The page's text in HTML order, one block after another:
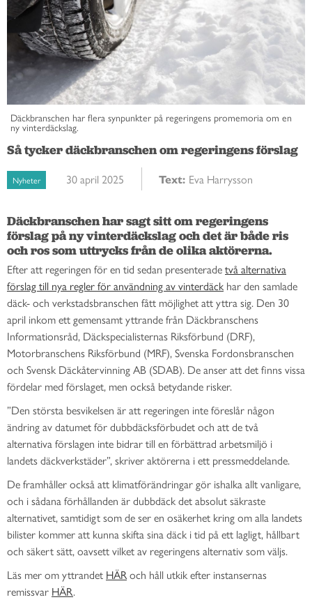
Däckbranschen har flera synpunkter på regeringens promemoria om en
ny vinterdäckslag.
Så tycker däckbranschen om regeringens förslag
Nyheter 30 april 2025 Text: Eva Harrysson
Däckbranschen har sagt sitt om regeringens
förslag på ny vinterdäckslag och det är både ris
och ros som uttrycks från de olika aktörerna.
Efter att regeringen för en tid sedan presenteradetvå alternativa
förslag till nya regler för användning av vinterdäck har den samlade
däck- och verkstadsbranschen fått möjlighet att yttra sig. Den 30
april inkom ett gemensamt yttrande från Däckbranschens
Informationsråd, Däckspecialisternas Riksförbund (DRF),
Motorbranschens Riksförbund (MRF), Svenska Fordonsbranschen
och Svensk Däckåtervinning AB (SDAB). De anser att det finns vissa
fördelar med förslaget, men också betydande risker.
”Den största besvikelsen är att regeringen inte föreslår någon
ändring av datumet för dubbdäcksförbudet och att de två
alternativa förslagen inte bidrar till en förbättrad arbetsmiljö i
landets däckverkstäder”, skriver aktörerna i ett pressmeddelande.
De framhåller också att klimatförändringar gör ishalka allt vanligare,
och i sådana förhållanden är dubbdäck det absolut säkraste
alternativet, samtidigt som de ser en osäkerhet kring om alla landets
bilister kommer att kunna skifta sina däck i tid på ett lagligt, hållbart
och säkert sätt, oavsett vilket av regeringens alternativ som väljs.
Läs mer om yttrandet HÄRoch håll utkik efter instansernas
remissvar HÄR.